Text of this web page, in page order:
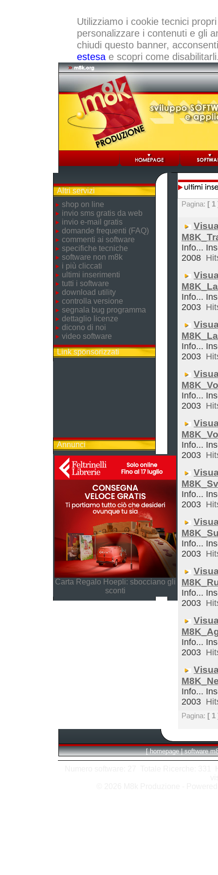
Utilizziamo i cookie tecnici
personalizzare i contenuti e gli
chiudi questo banner,
estesae scopri come
Altri servizi
shop on line
invio sms gratis da web
invio e-mail gratis
domande frequenti (FAQ)
commenti ai software
specifiche tecniche
software non m8k
i più cliccati
ultimi inserimenti
tutti i software
download utility
controlla versione
segnala bug programma
dettaglio licenze
dicono di noi
video software
Link sponsorizzati
Annunci
Carta Regalo Hoepli: sbocciano gli
sconti
Pagina: [ 1
Info...
2008
Info...
2003
Info...
2003
Info...
2003
Info...
2003
Info...
2003
Info...
2003
Info...
2003
Info...
2003
Info...
2003
Pagina: [ 1
[ homepage | software